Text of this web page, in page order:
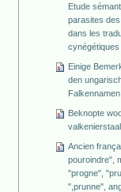
Etude
parasites
dans les
Einige
den
Falkennamen
Beknopte
valkenierstaal
Ancien
pouroindre",
"progne",
",prunne",